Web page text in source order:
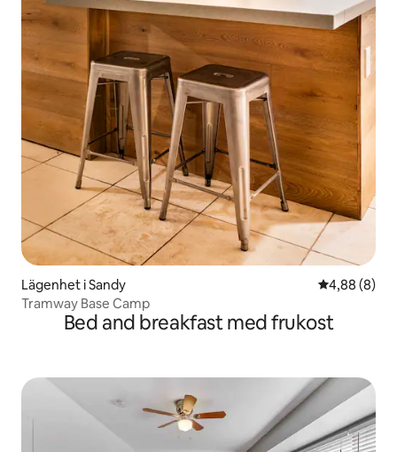
Lägenhet i Sandy 4,88 av 5 i
4,88 (8)
Tramway Base Camp
Bed and breakfast med frukost